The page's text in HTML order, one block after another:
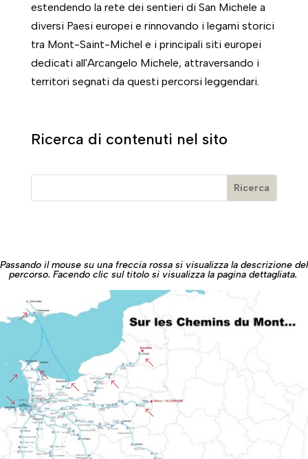
estendendo la rete dei sentieri di San Michele a
diversi Paesi europei e rinnovando i legami storici
tra Mont-Saint-Michel e i principali siti europei
dedicati all'Arcangelo Michele, attraversando i
territori segnati da questi percorsi leggendari.
Ricerca di contenuti nel sito
Passando il mouse su una freccia rossa si visualizza la descrizione del
percorso. Facendo clic sul titolo si visualizza la pagina dettagliata.
&
&
%
%
%
%
%
'